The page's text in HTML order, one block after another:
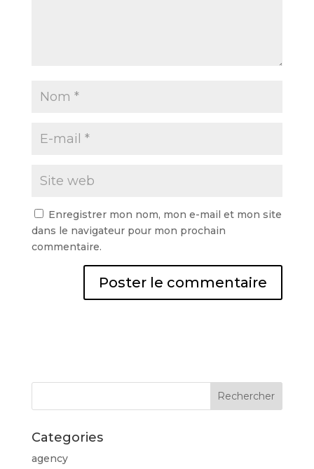
Enregistrer mon nom, mon e-mail et mon site
dans le navigateur pour mon prochain
commentaire.
Categories
agency